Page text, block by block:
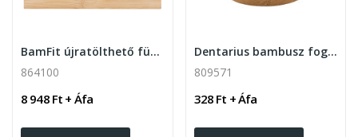
BamFit újratölthető fürdőszobamérleg
864100
8 948 Ft + Áfa
Dentarius bambusz fogkefetartó
809571
328 Ft + Áfa